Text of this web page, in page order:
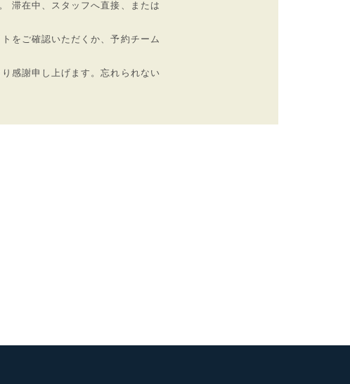
滞在中、スタッフへ直接、または
をご確認いただくか、予約チーム
感謝申し上げます。忘れられない